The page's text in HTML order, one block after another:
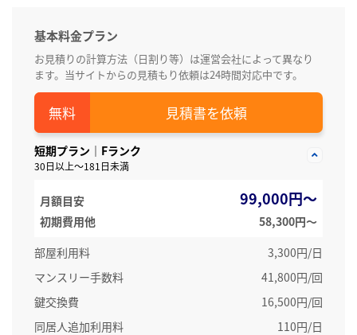
基本料金プラン
お見積りの計算方法（日割り等）は運営会社によって異なり
ます。当サイトからの見積もり依頼は24時間対応中です。
見積書を依頼
短期プラン｜Fランク
30日以上～181日未満
月額目安 99,000円～
初期費用他
58,300円〜
部屋利用料
3,300円/日
マンスリー手数料
41,800円/回
鍵交換費
16,500円/回
同居人追加利用料
110円/日